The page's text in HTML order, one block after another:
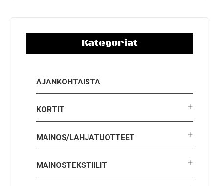
Kategoriat
AJANKOHTAISTA
KORTIT
MAINOS/LAHJATUOTTEET
MAINOSTEKSTIILIT